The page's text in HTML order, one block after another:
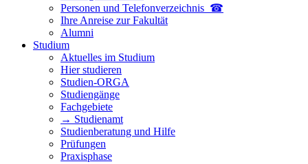
Personen und Telefon­verzeichnis ☎
Ihre Anreise zur Fakultät
Alumni
Studium
Aktuelles im Studium
Hier studieren
Studien-ORGA
Studiengänge
Fachgebiete
→ Studienamt
Studienberatung und Hilfe
Prüfungen
Praxisphase